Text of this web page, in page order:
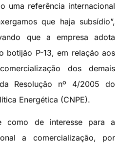
uma referência internacional
que haja subsídio”,
que a empresa adota
botijão P-13, em relação aos
dos demais
Resolução nº 4/2005 do
Energética (CNPE).
como de interesse para a
a comercialização, por